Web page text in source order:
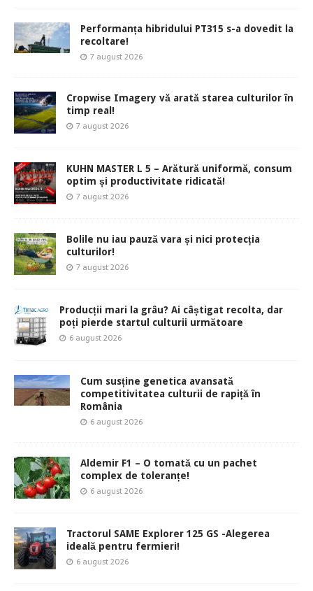
Performanța hibridului PT315 s-a dovedit la
recoltare!
7 august 2026
Cropwise Imagery vă arată starea culturilor în
timp real!
7 august 2026
KUHN MASTER L 5 – Arătură uniformă, consum
optim și productivitate ridicată!
7 august 2026
Bolile nu iau pauză vara și nici protecția
culturilor!
7 august 2026
Producții mari la grâu? Ai câștigat recolta, dar
poți pierde startul culturii următoare
6 august 2026
Cum susține genetica avansată
competitivitatea culturii de rapiță în
România
6 august 2026
Aldemir F1 – O tomată cu un pachet
complex de toleranțe!
6 august 2026
Tractorul SAME Explorer 125 GS -Alegerea
ideală pentru fermieri!
6 august 2026